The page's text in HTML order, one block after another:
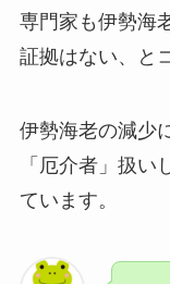
専門家も伊勢海
証拠はない、と
伊勢海老の減少
「厄介者」扱
ています。